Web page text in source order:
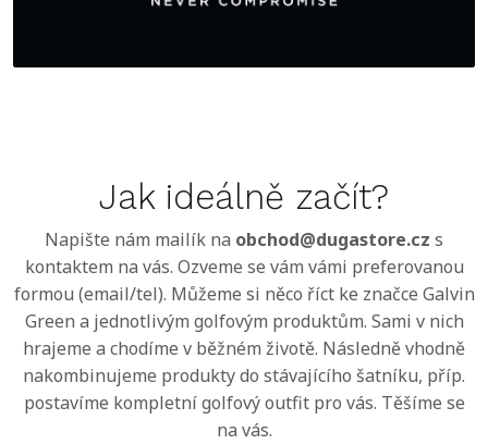
Jak ideálně začít?
Napište nám mailík na obchod@dugastore.cz s
kontaktem na vás. Ozveme se vám vámi preferovanou
formou (email/tel). Můžeme si něco říct ke značce Galvin
Green a jednotlivým golfovým produktům. Sami v nich
hrajeme a chodíme v běžném životě. Následně vhodně
nakombinujeme produkty do stávajícího šatníku, příp.
postavíme kompletní golfový outfit pro vás. Těšíme se
na vás.